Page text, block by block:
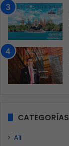
CATEGORÍAS
All